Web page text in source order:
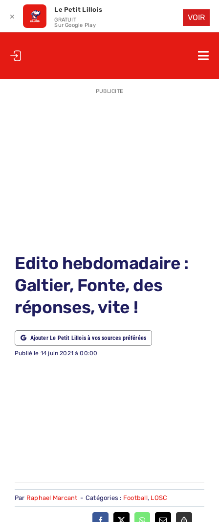
à
PUBLICITE
Edito hebdomadaire :
Galtier, Fonte, des
réponses, vite !
Ajouter Le Petit Lillois à vos sources préférées
Publié le 14 juin 2021 à 00:00
Par Raphael Marcant - Catégories : Football, LOSC
✕
Le Petit Lillois
GRATUIT
Sur Google Play
VOIR